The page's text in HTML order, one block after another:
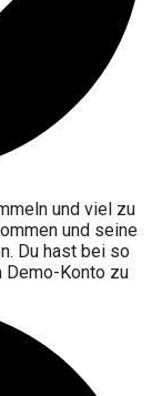
und viel zu
und seine
Du hast bei so
Demo-Konto zu